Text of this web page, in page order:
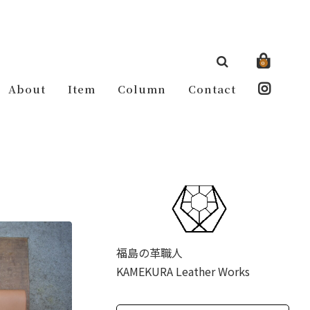
0
About Item Column Contact
福島の革職人
KAMEKURA Leather Works